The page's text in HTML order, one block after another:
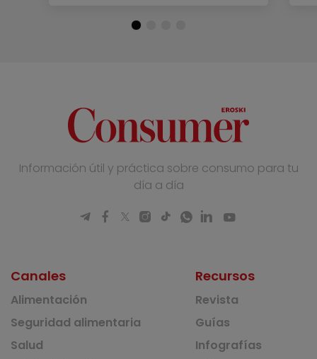
Información útil y práctica sobre consumo para tu
día a día
Canales
Alimentación
Seguridad alimentaria
Salud
Recursos
Revista
Guías
Infografías